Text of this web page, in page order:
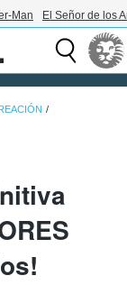
Man El Señor de los